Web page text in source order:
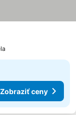
Zobraziť ceny